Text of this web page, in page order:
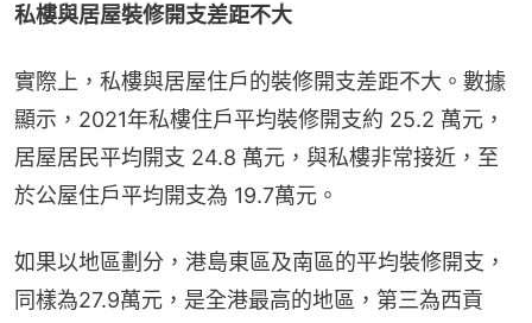
私樓與居屋裝修開支差距不大
實際上，私樓與居屋住戶的裝修開支差距不大。數據
顯示，2021年私樓住戶平均裝修開支約 25.2 萬元，
居屋居民平均開支 24.8 萬元，與私樓非常接近，至
於公屋住戶平均開支為 19.7萬元。
如果以地區劃分，港島東區及南區的平均裝修開支，
同樣為27.9萬元，是全港最高的地區，第三為西貢